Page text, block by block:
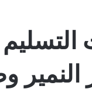
النمير